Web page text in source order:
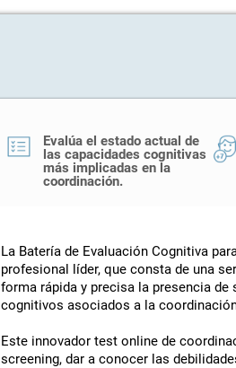
Evalúa el estado actual de
las capacidades cognitivas
más implicadas en la
coordinación.
La Batería de Evaluación Cognitiva
profesional líder, que consta de una
forma rápida y precisa la presencia
cognitivos asociados a la
Este innovador test online de
screening, dar a conocer las